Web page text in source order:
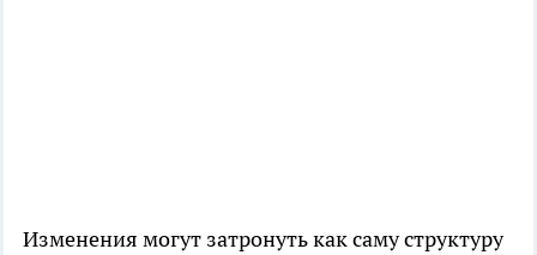
Изменения могут затронуть как саму структуру